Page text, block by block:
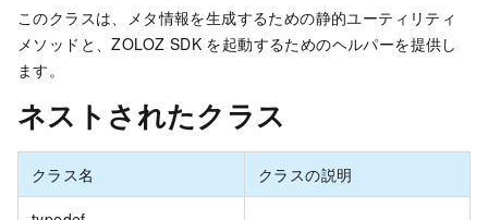
このクラスは、メタ情報を生成するための静的ユーティリティ
メソッドと、ZOLOZ SDK を起動するためのヘルパーを提供し
ます。
ネストされたクラス
クラス名 クラスの説明